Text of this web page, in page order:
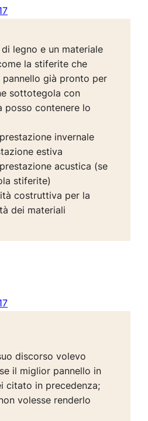
legno e un materiale
la stiferite che
già pronto per
sottotegola con
posso contenere lo
invernale
estiva
acustica (se
stiferite)
costruttiva per la
dei materiali
discorso volevo
il miglior pannello in
citato in precedenza;
volesse renderlo